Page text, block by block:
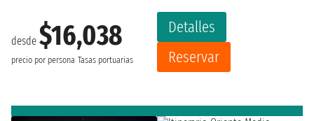
desde $16,038
precio por persona Tasas portuarias
Detalles
Reservar